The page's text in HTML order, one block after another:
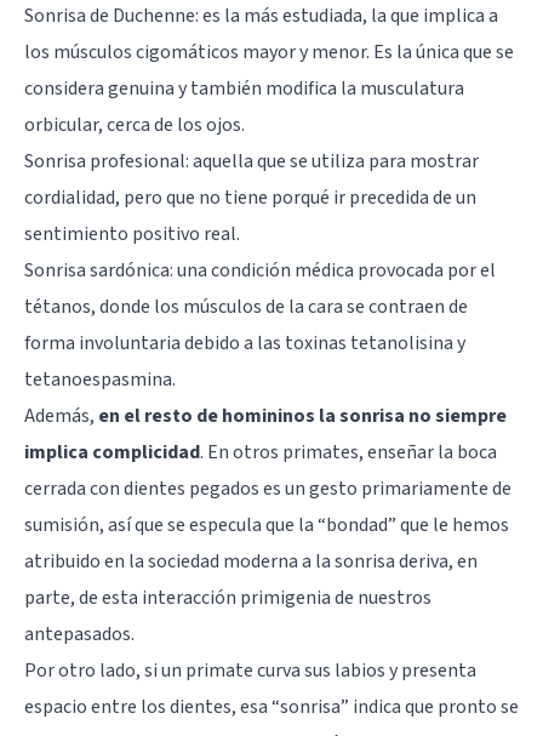
Sonrisa de Duchenne: es la más estudiada, la que implica a
los músculos cigomáticos mayor y menor. Es la única que se
considera genuina y también modifica la musculatura
orbicular, cerca de los ojos.
Sonrisa profesional: aquella que se utiliza para mostrar
cordialidad, pero que no tiene porqué ir precedida de un
sentimiento positivo real.
Sonrisa sardónica: una condición médica provocada por el
tétanos, donde los músculos de la cara se contraen de
forma involuntaria debido a las toxinas tetanolisina y
tetanoespasmina.
Además, en el resto de homininos la sonrisa no siempre
implica complicidad. En otros primates, enseñar la boca
cerrada con dientes pegados es un gesto primariamente de
sumisión, así que se especula que la “bondad” que le hemos
atribuido en la sociedad moderna a la sonrisa deriva, en
parte, de esta interacción primigenia de nuestros
antepasados.
Por otro lado, si un primate curva sus labios y presenta
espacio entre los dientes, esa “sonrisa” indica que pronto se